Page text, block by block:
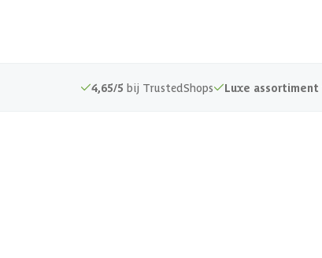
4,65/5 bij TrustedShops Luxe assortiment